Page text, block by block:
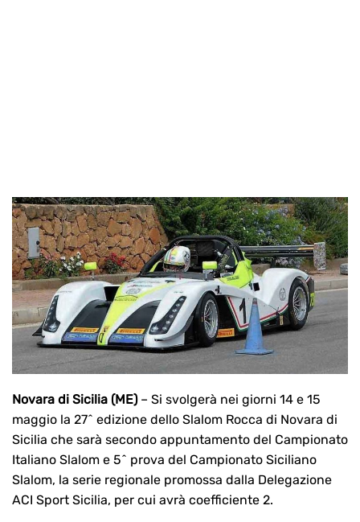
Novara di Sicilia (ME)– Si svolgerà nei giorni 14 e 15
maggio la 27^ edizione dello Slalom Rocca di Novara di
Sicilia che sarà secondo appuntamento del Campionato
Italiano Slalom e 5^ prova del Campionato Siciliano
Slalom, la serie regionale promossa dalla Delegazione
ACI Sport Sicilia, per cui avrà coefficiente 2.